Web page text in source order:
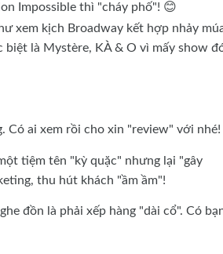
Impossible thì "cháy phố"! 😊
xem kịch Broadway kết hợp nhảy
là Mystère, KÀ & O vì mấy show
Có ai xem rồi cho xin "review" với nhé!
tiệm tên "kỳ quặc" nhưng lại "gây
thu hút khách "ầm ầm"!
đồn là phải xếp hàng "dài cổ". Có